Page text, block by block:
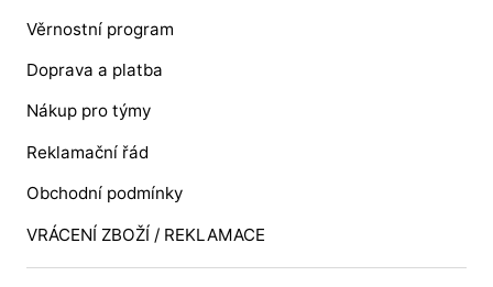
Věrnostní program
Doprava a platba
Nákup pro týmy
Reklamační řád
Obchodní podmínky
VRÁCENÍ ZBOŽÍ / REKLAMACE